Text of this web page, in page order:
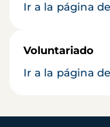
Ir a la página
Voluntariado
Ir a la página